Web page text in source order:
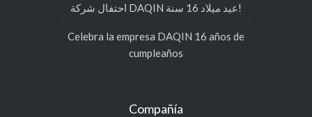
احتفال شركة DAQIN عيد ميلاد 16 سنة!
Celebra la empresa DAQIN 16 años de
cumpleaños
Compañía